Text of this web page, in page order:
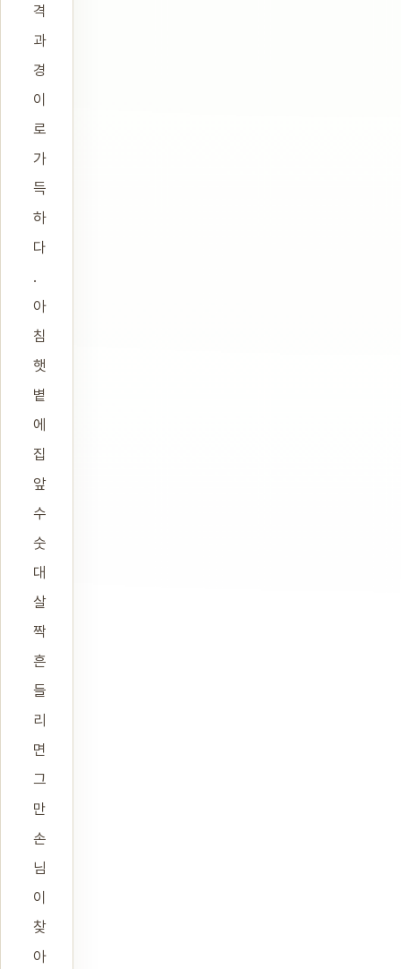
격
과
경
이
로
가
득
하
다
.
아
침
햇
볕
에
집
앞
수
숫
대
살
짝
흔
들
리
면
그
만
손
님
이
찾
아